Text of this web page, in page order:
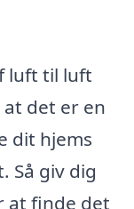
luft til luft
det er en
dit hjems
Så giv dig
at finde det